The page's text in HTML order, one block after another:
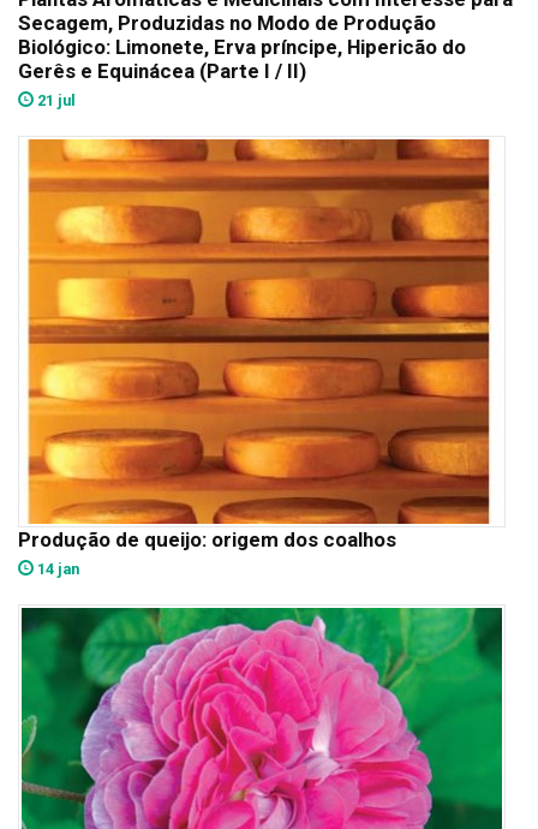
Secagem, Produzidas no Modo de Produção
Biológico: Limonete, Erva príncipe, Hipericão do
Gerês e Equinácea (Parte I / II)
21 jul
Produção de queijo: origem dos coalhos
14 jan